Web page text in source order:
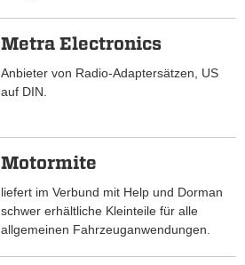
Metra Electronics
Anbieter von Radio-Adaptersätzen, US
auf DIN.
Motormite
liefert im Verbund mit Help und Dorman
schwer erhältliche Kleinteile für alle
allgemeinen Fahrzeuganwendungen.